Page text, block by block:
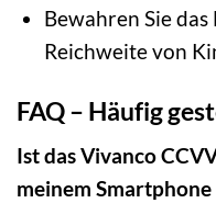
Bewahren Sie
Reichweite von
FAQ – Häufig
Ist das Vivanco
meinem